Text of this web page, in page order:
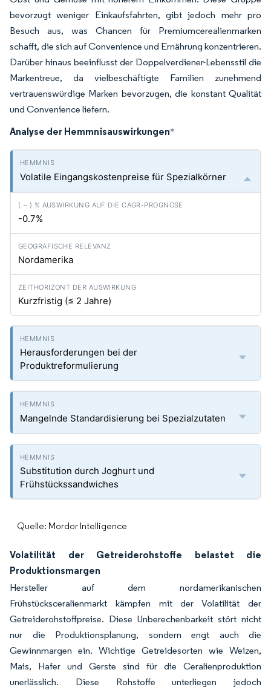
bevorzugt weniger Einkaufsfahrten, gibt jedoch mehr pro
Besuch aus, was Chancen für Premiumcerealienmarken
schafft, die sich auf Convenience und Ernährung konzentrieren.
Darüber hinaus beeinflusst der Doppelverdiener-Lebensstil die
Markentreue, da vielbeschäftigte Familien zunehmend
vertrauenswürdige Marken bevorzugen, die konstant Qualität
und Convenience liefern.
Analyse der Hemmnisauswirkungen*
Volatile Eingangskostenpreise für Spezialkörner
-0.7%
Nordamerika
Kurzfristig (≤ 2 Jahre)
Herausforderungen bei der
Produktreformulierung
Mangelnde Standardisierung bei Spezialzutaten
Substitution durch Joghurt und
Frühstückssandwiches
Quelle: Mordor Intelligence
Volatilität der Getreiderohstoffe belastet die
Produktionsmargen
Hersteller auf dem nordamerikanischen
Frühstücksceralienmarkt kämpfen mit der Volatilität der
Getreiderohstoffpreise. Diese Unberechenbarkeit stört nicht
nur die Produktionsplanung, sondern engt auch die
Gewinnmargen ein. Wichtige Getreidesorten wie Weizen,
Mais, Hafer und Gerste sind für die Ceralienproduktion
unerlässlich. Diese Rohstoffe unterliegen jedoch